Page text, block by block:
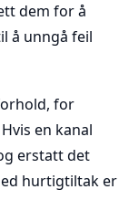
dem for å
å unngå feil
for
en kanal
erstatt det
hurtigtiltak er